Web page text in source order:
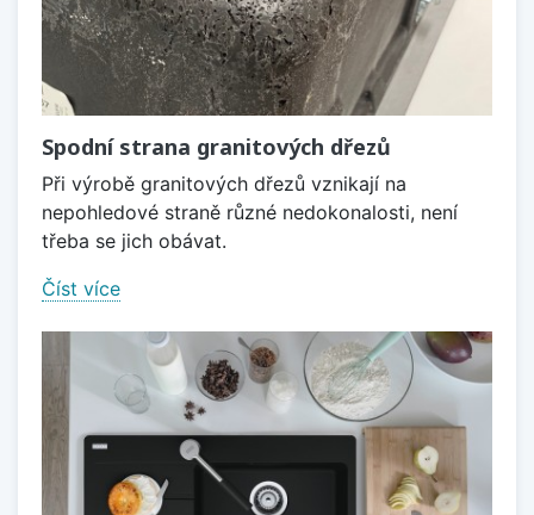
Spodní strana granitových dřezů
Při výrobě granitových dřezů vznikají na
nepohledové straně různé nedokonalosti, není
třeba se jich obávat.
Číst více